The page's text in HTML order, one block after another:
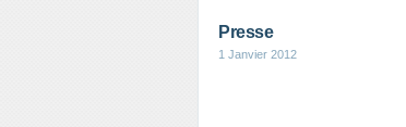
Presse
1 Janvier 2012